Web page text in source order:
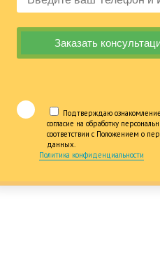
Подтверждаю
согласие на обработку
соответствии с Положением о
данных.
Политика конфиденциальности